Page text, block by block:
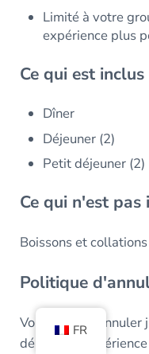
Limité à votre
expérience plus
Ce qui est inclus
Dîner
Déjeuner (2)
Petit déjeuner (2)
Ce qui n'est pas
Boissons et
Politique
Vous pouvez
début de
FR